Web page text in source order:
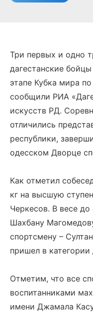
Три первых и одно
дагестанские
этапе Кубка мира
сообщили РИА
искусств РД.
отличились
республики,
одесском Дворце
Как отметил
кг на высшую
Черкесов. В весе до
Шахбану
спортсмену –
пришел в категории
Отметим, что все
воспитанниками
имени Джамала